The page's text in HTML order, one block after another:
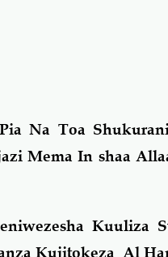
Na Toa
Mema In shaa
Kuuliza
Kujitokeza Al